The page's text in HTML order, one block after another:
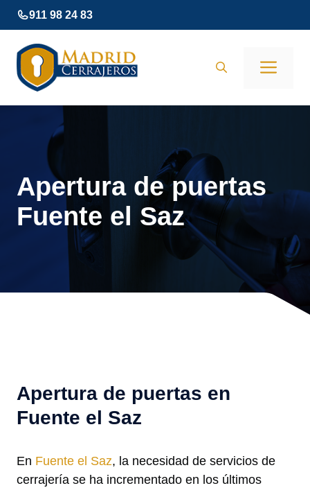
Saltar
al
contenido
911 98 24 83
Apertura de puertas
Fuente el Saz
Apertura de puertas en
Fuente el Saz
En Fuente el Saz, la necesidad de servicios de
cerrajería se ha incrementado en los últimos